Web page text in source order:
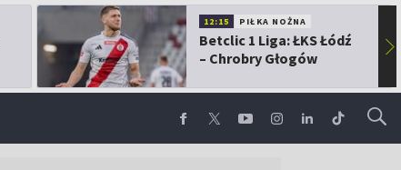
12:15 PIŁKA NOŻNA
Betclic 1 Liga: ŁKS Łódź
– Chrobry Głogów
▶